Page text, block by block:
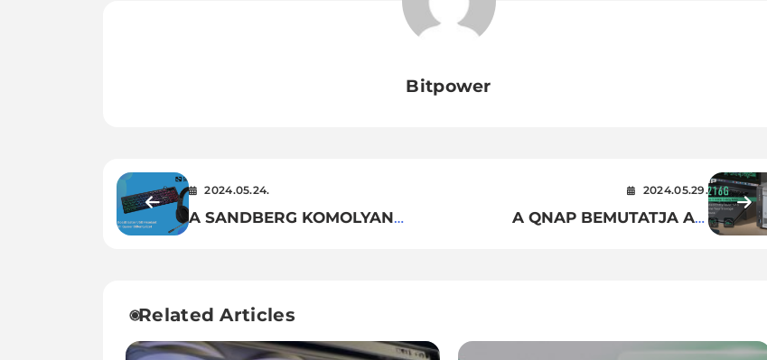
Bitpower
2024.05.24.
A SANDBERG KOMOLYAN
2024.05.29.
A QNAP BEMUTATJA A 2
Related Articles